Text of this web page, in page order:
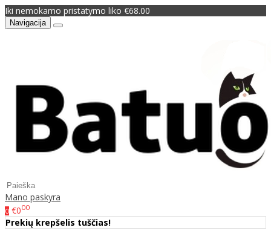
Iki nemokamo pristatymo liko €68.00
Navigacija
Mano paskyra
0 €000
Prekių krepšelis tuščias!